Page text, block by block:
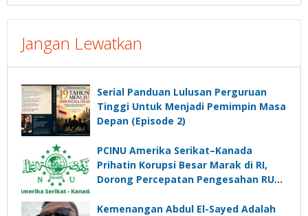
Jangan Lewatkan
Serial Panduan Lulusan Perguruan
Tinggi Untuk Menjadi Pemimpin Masa
Depan (Episode 2)
PCINU Amerika Serikat–Kanada
Prihatin Korupsi Besar Marak di RI,
Dorong Percepatan Pengesahan RUU
Kemenangan Abdul El-Sayed Adalah